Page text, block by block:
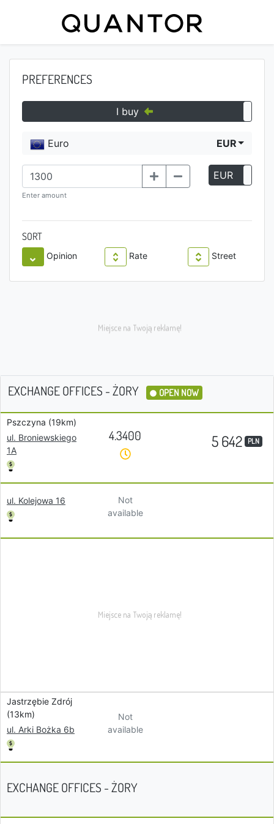
PREFERENCES
I buy
Euro EUR
Enter amount
EUR
SORT
Opinion Rate Street
EXCHANGE OFFICES - ŻORY OPEN NOW
Pszczyna (19km)
ul. Broniewskiego
1A
4.3400 5 642 PLN
ul. Kolejowa 16
Not
available
Jastrzębie Zdrój
(13km)
ul. Arki Bożka 6b
Not
available
EXCHANGE OFFICES - ŻORY